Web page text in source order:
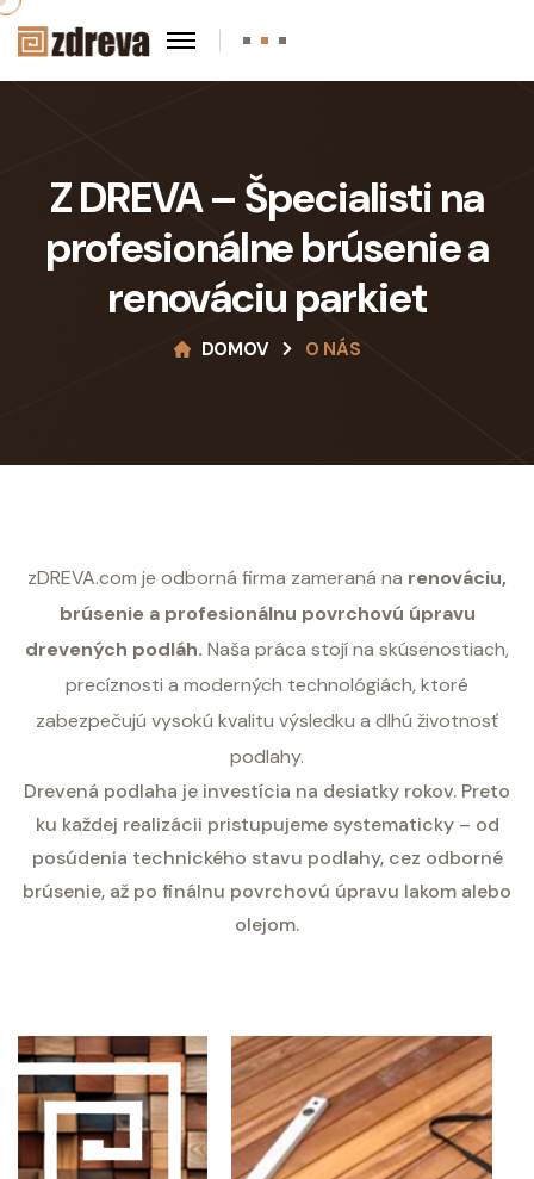
Z DREVA – Špecialisti na
profesionálne brúsenie a
renováciu parkiet
DOMOV O NÁS
zDREVA.com je odborná firma zameraná na renováciu,
brúsenie a profesionálnu povrchovú úpravu
drevených podláh. Naša práca stojí na skúsenostiach,
precíznosti a moderných technológiách, ktoré
zabezpečujú vysokú kvalitu výsledku a dlhú životnosť
podlahy.
Drevená podlaha je investícia na desiatky rokov. Preto
ku každej realizácii pristupujeme systematicky – od
posúdenia technického stavu podlahy, cez odborné
brúsenie, až po finálnu povrchovú úpravu lakom alebo
olejom.